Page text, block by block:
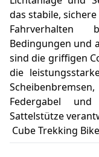
das stabile,
Fahrverhalten
Bedingungen und
sind die griffigen
die
Federgabel
Sattelstütze
Cube Trekking